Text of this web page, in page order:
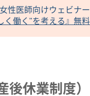
性医師向けウェビナ
く働く"を考える』無
後休業制度